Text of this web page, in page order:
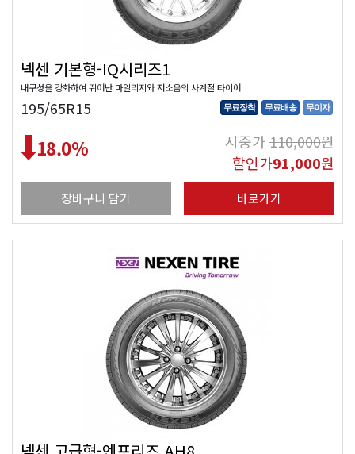
넥센 기본형-IQ시리즈1
내구성을 강화하여 뛰어난 마일리지와 저소음의 사계절 타이어
195/65R15 무료장착 무료배송 무이자
18.0% 시중가110,000원
할인가91,000원
장바구니 담기 바로가기